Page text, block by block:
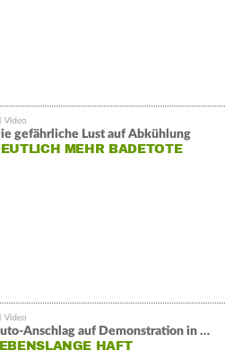
gefährliche Lust auf Abkühlung
MEHR BADETOTE
Auto-Anschlag auf Demonstration in München:
HAFT